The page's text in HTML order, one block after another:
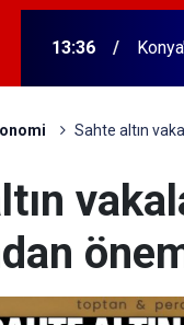
12:14
Sahte altın